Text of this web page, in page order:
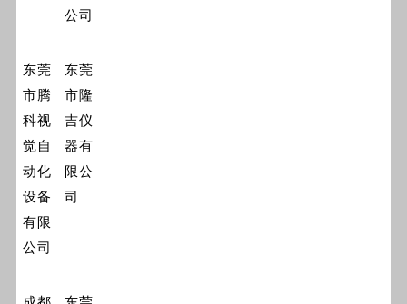
公司
东莞
市腾
科视
觉自
动化
设备
有限
公司
东莞
市隆
吉仪
器有
限公
司